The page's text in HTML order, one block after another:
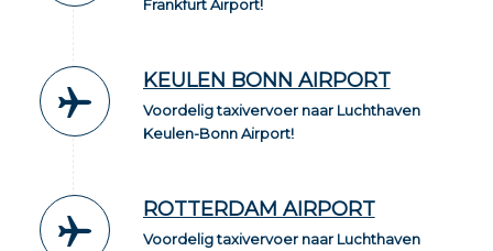
Frankfurt Airport!
KEULEN BONN AIRPORT
Voordelig taxivervoer naar Luchthaven
Keulen-Bonn Airport!
ROTTERDAM AIRPORT
Voordelig taxivervoer naar Luchthaven